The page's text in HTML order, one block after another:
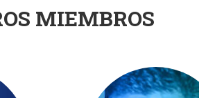
MIEMBROS